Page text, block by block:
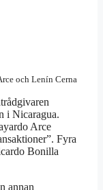
och Lenín Cerna
i Nicaragua.
Arce
Fyra
Bonilla
annan